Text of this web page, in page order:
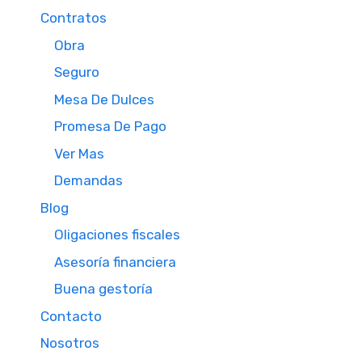
Contratos
Obra
Seguro
Mesa De Dulces
Promesa De Pago
Ver Mas
Demandas
Blog
Oligaciones fiscales
Asesoría financiera
Buena gestoría
Contacto
Nosotros